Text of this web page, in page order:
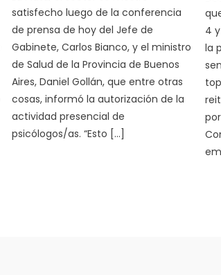
satisfecho luego de la conferencia
de prensa de hoy del Jefe de
Gabinete, Carlos Bianco, y el ministro
de Salud de la Provincia de Buenos
Aires, Daniel Gollán, que entre otras
cosas, informó la autorización de la
actividad presencial de
psicólogos/as. “Esto […]
4
la